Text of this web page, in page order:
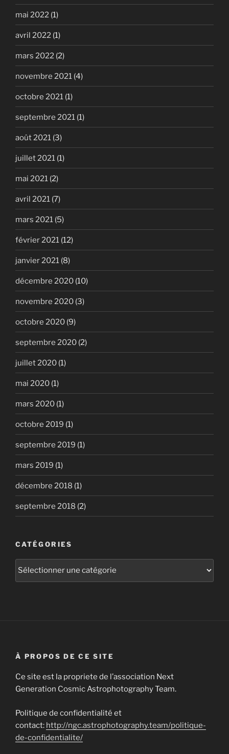
mai 2022 (1)
avril 2022 (1)
mars 2022 (2)
novembre 2021 (4)
octobre 2021 (1)
septembre 2021 (1)
août 2021 (3)
juillet 2021 (1)
mai 2021 (2)
avril 2021 (7)
mars 2021 (5)
février 2021 (12)
janvier 2021 (8)
décembre 2020 (10)
novembre 2020 (3)
octobre 2020 (9)
septembre 2020 (2)
juillet 2020 (1)
mai 2020 (1)
mars 2020 (1)
octobre 2019 (1)
septembre 2019 (1)
mars 2019 (1)
décembre 2018 (1)
septembre 2018 (2)
CATÉGORIES
À PROPOS DE CE SITE
Ce site est la propriete de l’association Next
Generation Cosmic Astrophotography Team.
Politique de confidentialité et
contact: http://ngc.astrophotography.team/politique-
de-confidentialite/